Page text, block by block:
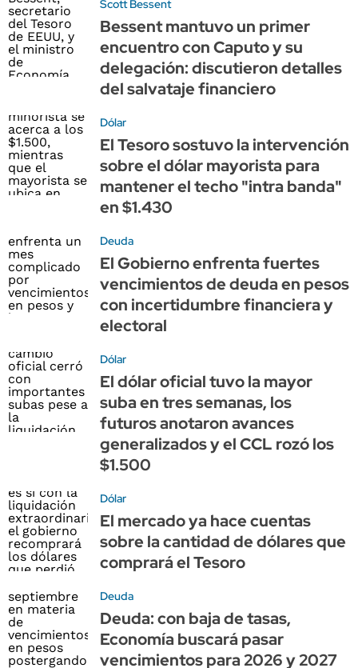
Scott Bessent
Bessent mantuvo un primer
encuentro con Caputo y su
delegación: discutieron detalles
del salvataje financiero
Dólar
El Tesoro sostuvo la intervención
sobre el dólar mayorista para
mantener el techo "intra banda"
en $1.430
Deuda
El Gobierno enfrenta fuertes
vencimientos de deuda en pesos
con incertidumbre financiera y
electoral
Dólar
El dólar oficial tuvo la mayor
suba en tres semanas, los
futuros anotaron avances
generalizados y el CCL rozó los
$1.500
Dólar
El mercado ya hace cuentas
sobre la cantidad de dólares que
comprará el Tesoro
Deuda
Deuda: con baja de tasas,
Economía buscará pasar
vencimientos para 2026 y 2027